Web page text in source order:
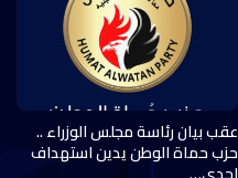
عقب بيان رئاسة مجلس الوزراء ..
حزب حماة الوطن يدين استهداف